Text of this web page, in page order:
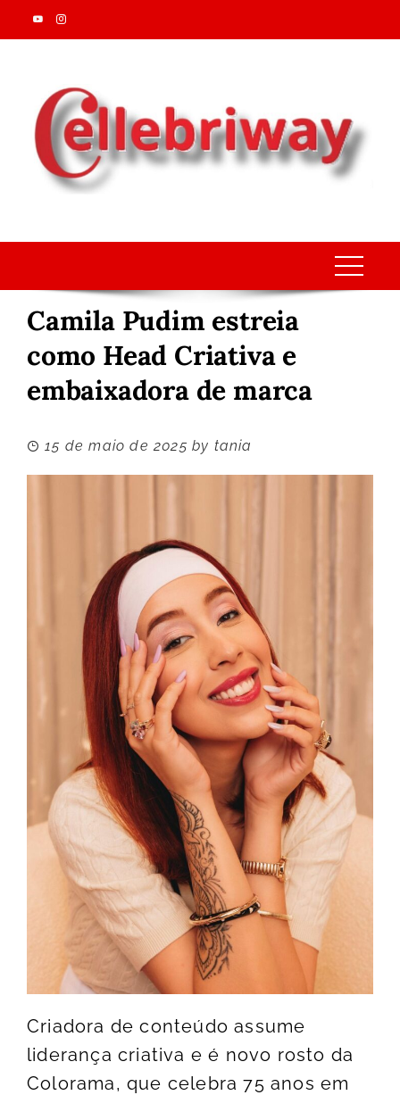
Skip
to
Camila Pudim estreia
como Head Criativa e
embaixadora de marca
15 de maio de 2025 by tania
Criadora de conteúdo assume
liderança criativa e é novo rosto da
Colorama, que celebra 75 anos em